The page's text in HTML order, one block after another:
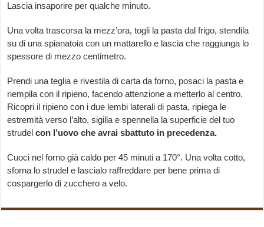
Lascia insaporire per qualche minuto.
Una volta trascorsa la mezz’ora, togli la pasta dal frigo, stendila
su di una spianatoia con un mattarello e lascia che raggiunga lo
spessore di mezzo centimetro.
Prendi una teglia e rivestila di carta da forno, posaci la pasta e
riempila con il ripieno, facendo attenzione a metterlo al centro.
Ricopri il ripieno con i due lembi laterali di pasta, ripiega le
estremità verso l’alto, sigilla e spennella la superficie del tuo
strudelcon l’uovo che avrai sbattuto in precedenza.
Cuoci nel forno già caldo per 45 minuti a 170°. Una volta cotto,
sforna lo strudel e lascialo raffreddare per bene prima di
cospargerlo di zucchero a velo.